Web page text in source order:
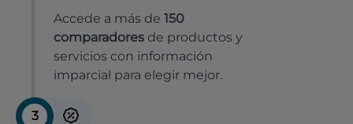
Accede a más de 150
comparadores de productos y
servicios con información
imparcial para elegir mejor.
3